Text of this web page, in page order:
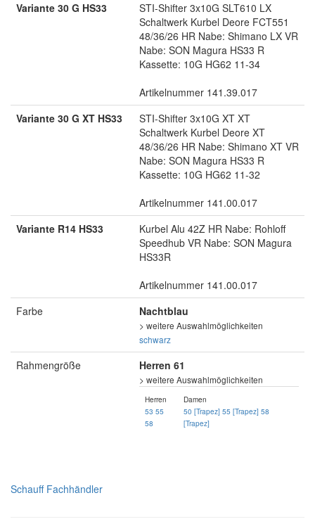
Variante 30 G HS33
STI-Shifter 3x10G SLT610 LX
Schaltwerk Kurbel Deore FCT551
48/36/26 HR Nabe: Shimano LX VR
Nabe: SON Magura HS33 R
Kassette: 10G HG62 11-34
Artikelnummer 141.39.017
Variante 30 G XT HS33
STI-Shifter 3x10G XT XT
Schaltwerk Kurbel Deore XT
48/36/26 HR Nabe: Shimano XT VR
Nabe: SON Magura HS33 R
Kassette: 10G HG62 11-32
Artikelnummer 141.00.017
Variante R14 HS33
Kurbel Alu 42Z HR Nabe: Rohloff
Speedhub VR Nabe: SON Magura
HS33R
Artikelnummer 141.00.017
Farbe
Nachtblau
> weitere Auswahlmöglichkeiten
schwarz
Rahmengröße Herren 61
> weitere Auswahlmöglichkeiten
Herren
53 55
58
Damen
50 [Trapez] 55 [Trapez] 58
[Trapez]
Schauff Fachhändler